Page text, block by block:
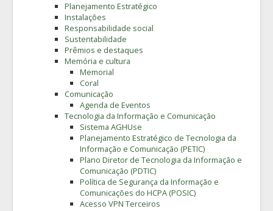
Planejamento Estratégico
Instalações
Responsabilidade social
Sustentabilidade
Prêmios e destaques
Memória e cultura
Memorial
Coral
Comunicação
Agenda de Eventos
Tecnologia da Informação e Comunicação
Sistema AGHUse
Planejamento Estratégico de Tecnologia da
Informação e Comunicação (PETIC)
Plano Diretor de Tecnologia da Informação e
Comunicação (PDTIC)
Política de Segurança da Informação e
Comunicações do HCPA (POSIC)
Acesso VPN Terceiros